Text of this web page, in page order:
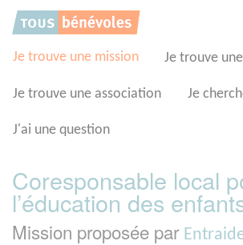
Je trouve une mission Je trouve
Je trouve une association Je
J'ai une question
Coresponsable local
l’éducation des
Mission proposée par
Panneau de gestion des cookies